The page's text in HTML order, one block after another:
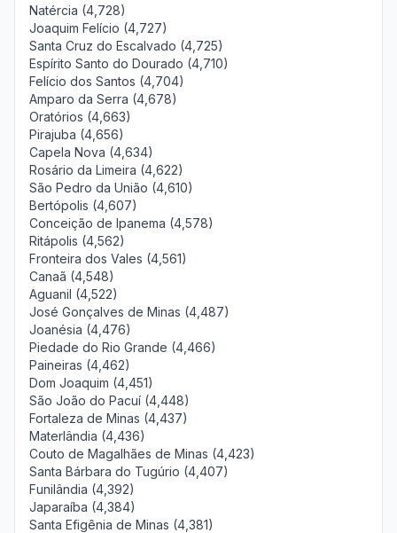
Natércia (4,728)
Joaquim Felício (4,727)
Santa Cruz do Escalvado (4,725)
Espírito Santo do Dourado (4,710)
Felício dos Santos (4,704)
Amparo da Serra (4,678)
Oratórios (4,663)
Pirajuba (4,656)
Capela Nova (4,634)
Rosário da Limeira (4,622)
São Pedro da União (4,610)
Bertópolis (4,607)
Conceição de Ipanema (4,578)
Ritápolis (4,562)
Fronteira dos Vales (4,561)
Canaã (4,548)
Aguanil (4,522)
José Gonçalves de Minas (4,487)
Joanésia (4,476)
Piedade do Rio Grande (4,466)
Paineiras (4,462)
Dom Joaquim (4,451)
São João do Pacuí (4,448)
Fortaleza de Minas (4,437)
Materlândia (4,436)
Couto de Magalhães de Minas (4,423)
Santa Bárbara do Tugúrio (4,407)
Funilândia (4,392)
Japaraíba (4,384)
Santa Efigênia de Minas (4,381)